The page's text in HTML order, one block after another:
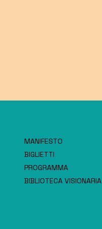
MANIFESTO
BIGLIETTI
PROGRAMMA
BIBLIOTECA VISIONARIA